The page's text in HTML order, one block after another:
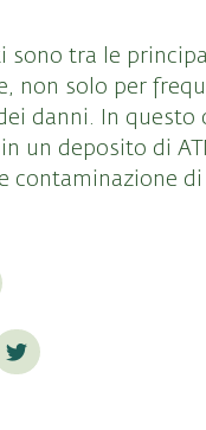
sono tra le
non solo per
danni. In questo
un deposito di
contaminazione